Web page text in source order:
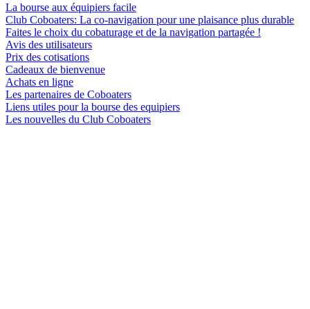
La bourse aux équipiers facile
Club Coboaters: La co-navigation pour une plaisance plus durable
Faites le choix du cobaturage et de la navigation partagée !
Avis des utilisateurs
Prix des cotisations
Cadeaux de bienvenue
Achats en ligne
Les partenaires de Coboaters
Liens utiles pour la bourse des equipiers
Les nouvelles du Club Coboaters